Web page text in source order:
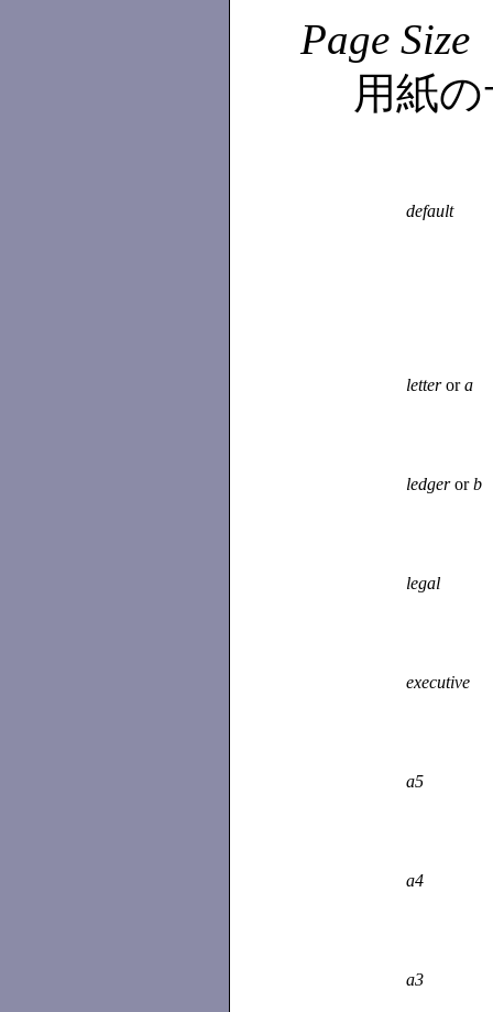
Page Size
用紙
default
letterora
ledgerorb
legal
executive
a5
a4
a3